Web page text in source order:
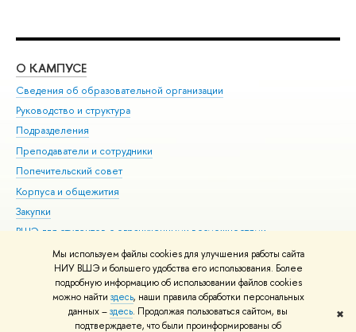
Мы используем файлы cookies для улучшения работы сайта
НИУ ВШЭ и большего удобства его использования. Более
подробную информацию об использовании файлов cookies
можно найти здесь, наши правила обработки персональных
данных –здесь. Продолжая пользоваться сайтом, вы
подтверждаете, что были проинформированы об
✖
О КАМПУСЕ
Сведения об образовательной организации
Руководство и структура
Подразделения
Преподаватели и сотрудники
Попечительский совет
Корпуса и общежития
Закупки
ВШЭ для студентов с ограниченными возможностями
здоровья и инвалидностью
Версия для слабовидящих
Единая платежная страница